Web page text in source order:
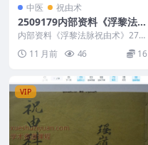
中医 祝由术
2509179内部资料《浮黎法脉
祝由术》27页 高清原版Y
内部资料《浮黎法脉祝由术》27页
高清原版Y 2509179 Internal ...
11 月前 46 16
VIP